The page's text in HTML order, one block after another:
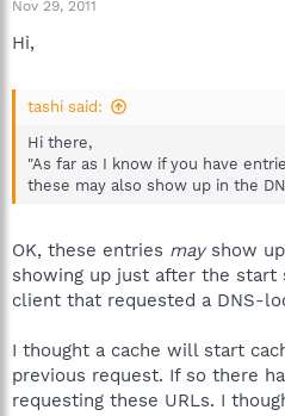
Nov 29, 2011
Hi,
tashi said:
Hi there,
"As far as I know if you have
these may also show up in the
OK, these entries mayshow
showing up just after the start
client that requested a DNS-
I thought a cache will start
previous request. If so there
requesting these URLs. I